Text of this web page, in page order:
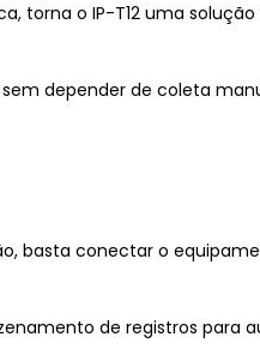
torna o IP-T12 uma
depender de coleta
basta conectar o
de registros para